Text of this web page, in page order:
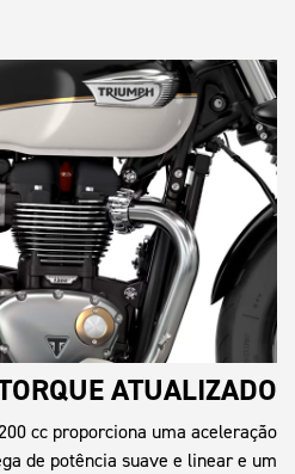
ATUALIZADO
cc proporciona uma aceleração
de potência suave e linear e um